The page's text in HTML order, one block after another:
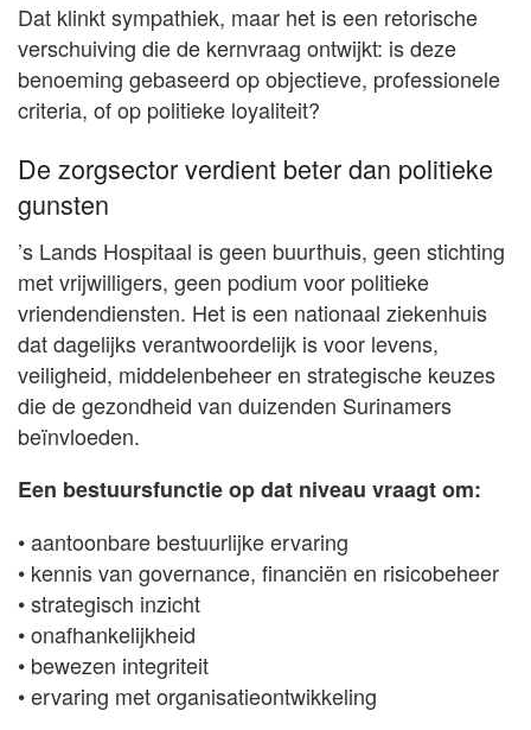
Dat klinkt sympathiek, maar het is een retorische
verschuiving die de kernvraag ontwijkt: is deze
benoeming gebaseerd op objectieve, professionele
criteria, of op politieke loyaliteit?
De zorgsector verdient beter dan politieke
gunsten
’s Lands Hospitaal is geen buurthuis, geen stichting
met vrijwilligers, geen podium voor politieke
vriendendiensten. Het is een nationaal ziekenhuis
dat dagelijks verantwoordelijk is voor levens,
veiligheid, middelenbeheer en strategische keuzes
die de gezondheid van duizenden Surinamers
beïnvloeden.
Een bestuursfunctie op dat niveau vraagt om:
• aantoonbare bestuurlijke ervaring
• kennis van governance, financiën en risicobeheer
• strategisch inzicht
• onafhankelijkheid
• bewezen integriteit
• ervaring met organisatieontwikkeling